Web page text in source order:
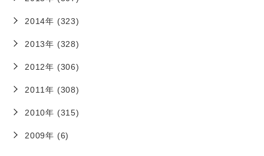
2014年 (323)
2013年 (328)
2012年 (306)
2011年 (308)
2010年 (315)
2009年 (6)